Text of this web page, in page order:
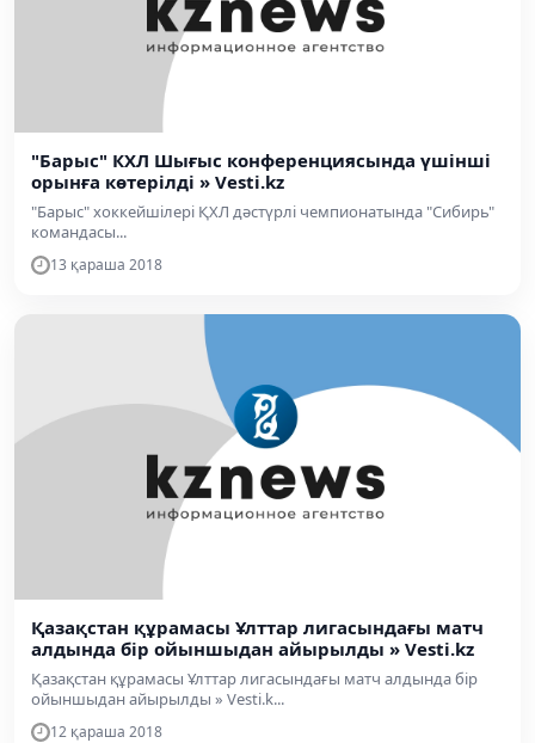
"Барыс" КХЛ Шығыс конференциясында үшінші
орынға көтерілді » Vesti.kz
"Барыс" хоккейшілері ҚХЛ дәстүрлі чемпионатында "Сибирь"
командасы...
13 қараша 2018
Қазақстан құрамасы Ұлттар лигасындағы матч
алдында бір ойыншыдан айырылды » Vesti.kz
Қазақстан құрамасы Ұлттар лигасындағы матч алдында бір
ойыншыдан айырылды » Vesti.k...
12 қараша 2018